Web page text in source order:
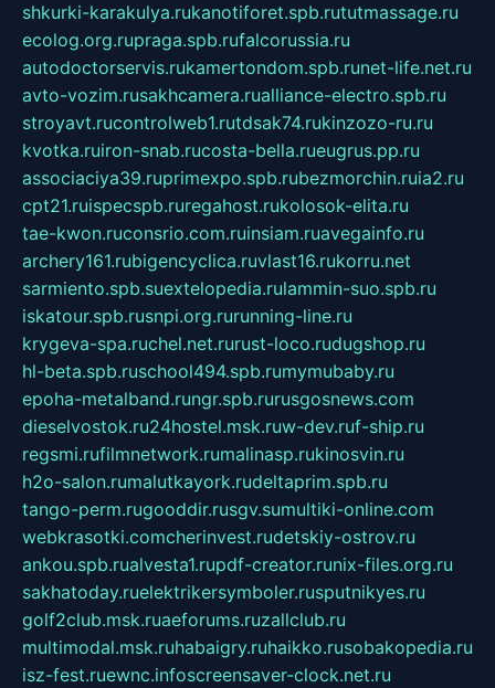
shkurki-karakulya.rukanotiforet.spb.rututmassage.ru
ecolog.org.rupraga.spb.rufalcorussia.ru
autodoctorservis.rukamertondom.spb.runet-life.net.ru
avto-vozim.rusakhcamera.rualliance-electro.spb.ru
stroyavt.rucontrolweb1.rutdsak74.rukinzozo-ru.ru
kvotka.ruiron-snab.rucosta-bella.rueugrus.pp.ru
associaciya39.ruprimexpo.spb.rubezmorchin.ruia2.ru
cpt21.ruispecspb.ruregahost.rukolosok-elita.ru
tae-kwon.ruconsrio.com.ruinsiam.ruavegainfo.ru
archery161.rubigencyclica.ruvlast16.rukorru.net
sarmiento.spb.suextelopedia.rulammin-suo.spb.ru
iskatour.spb.rusnpi.org.rurunning-line.ru
krygeva-spa.ruchel.net.rurust-loco.rudugshop.ru
hl-beta.spb.ruschool494.spb.rumymubaby.ru
epoha-metalband.rungr.spb.rurusgosnews.com
dieselvostok.ru24hostel.msk.ruw-dev.ruf-ship.ru
regsmi.rufilmnetwork.rumalinasp.rukinosvin.ru
h2o-salon.rumalutkayork.rudeltaprim.spb.ru
tango-perm.rugooddir.rusgv.sumultiki-online.com
webkrasotki.comcherinvest.rudetskiy-ostrov.ru
ankou.spb.rualvesta1.rupdf-creator.runix-files.org.ru
sakhatoday.ruelektrikersymboler.rusputnikyes.ru
golf2club.msk.ruaeforums.ruzallclub.ru
multimodal.msk.ruhabaigry.ruhaikko.rusobakopedia.ru
isz-fest.ruewnc.infoscreensaver-clock.net.ru